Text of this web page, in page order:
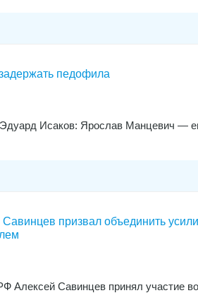
педофила
Исаков: Ярослав Манцевич —
призвал объединить
Алексей Савинцев принял участие во